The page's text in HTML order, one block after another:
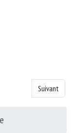
31 Article
Suivant